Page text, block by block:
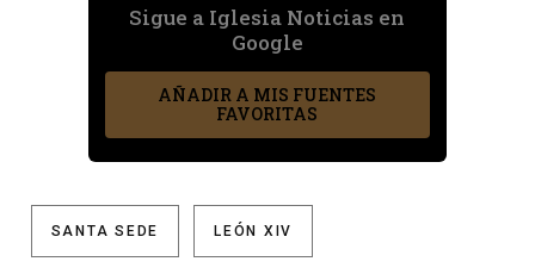
Sigue a Iglesia Noticias en
Google
AÑADIR A MIS FUENTES
FAVORITAS
SANTA SEDE LEÓN XIV